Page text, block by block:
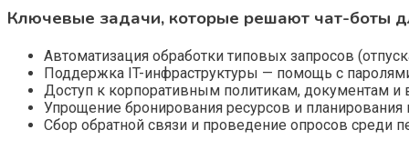
Ключевые задачи, которые решают чат-боты
Автоматизация обработки типовых запросов
Поддержка IT-инфраструктуры — помощь с
Доступ к корпоративным политикам, документам и
Упрощение бронирования ресурсов и планирования
Сбор обратной связи и проведение опросов среди